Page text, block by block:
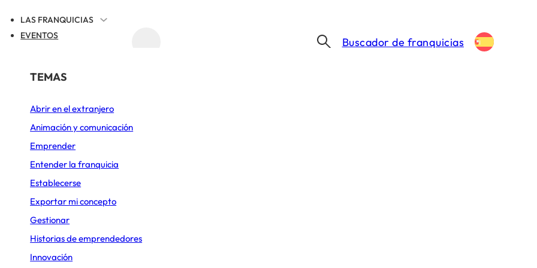
LAS FRANQUICIAS
POR SECTOR
Alimentación
Cafeterías
Comida rápida
Deportes y Ocio
Diseño de cocinas
EVENTOS
TEMAS
Abrir en el extranjero
Animación y comunicación
Emprender
Entender la franquicia
Establecerse
Exportar mi concepto
Gestionar
Historias de emprendedores
Innovación
Buscador de franquicias
a Granada con un modelo de
inclusivo en Andalucía
25 DE JUNIO DE 2026